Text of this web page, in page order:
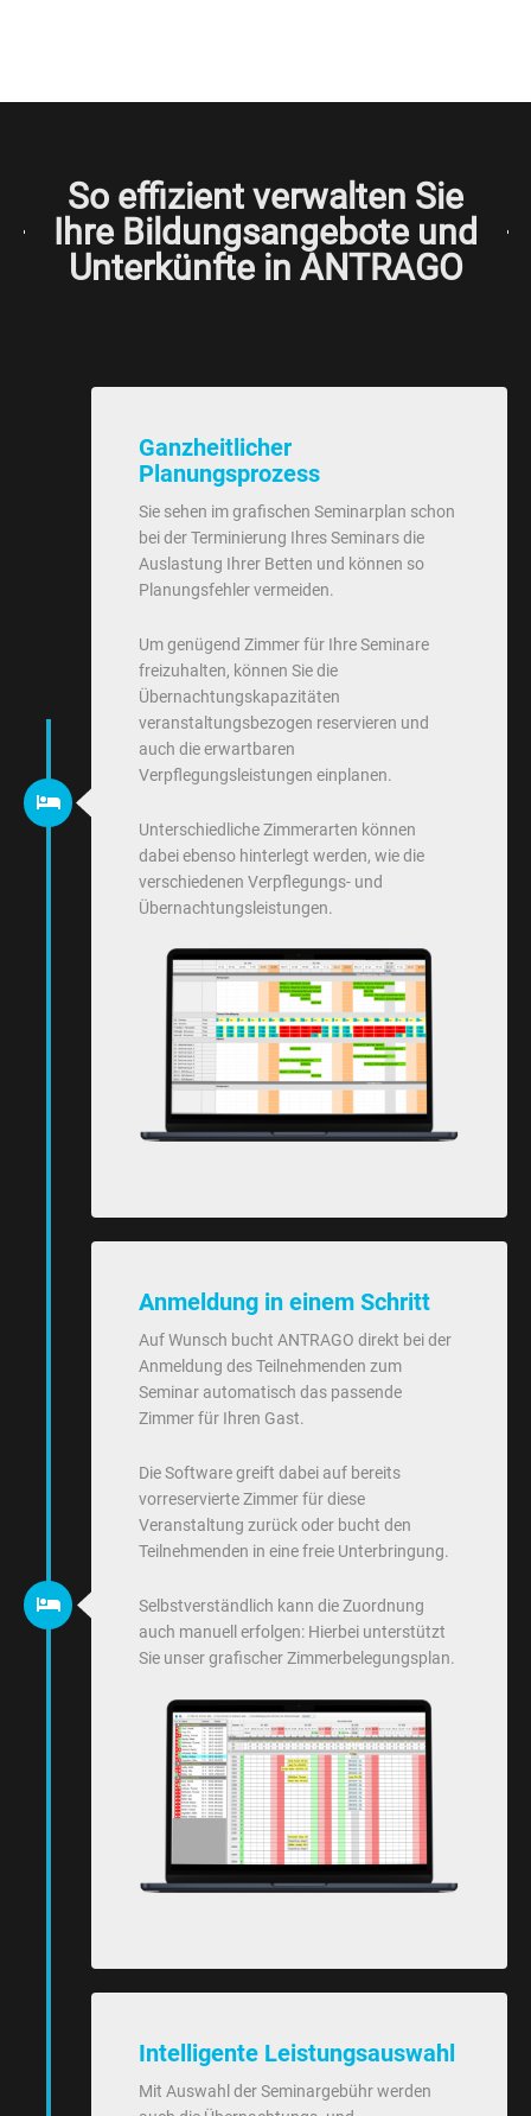
So effizient verwalten Sie
Ihre Bildungsangebote und
Unterkünfte in ANTRAGO
Ganzheitlicher
Planungsprozess
Sie sehen im grafischen Seminarplan schon
bei der Terminierung Ihres Seminars die
Auslastung Ihrer Betten und können so
Planungsfehler vermeiden.
Um genügend Zimmer für Ihre Seminare
freizuhalten, können Sie die
Übernachtungskapazitäten
veranstaltungsbezogen reservieren und
auch die erwartbaren
Verpflegungsleistungen einplanen.
Unterschiedliche Zimmerarten können
dabei ebenso hinterlegt werden, wie die
verschiedenen Verpflegungs- und
Übernachtungsleistungen.
Anmeldung in einem Schritt
Auf Wunsch bucht ANTRAGO direkt bei der
Anmeldung des Teilnehmenden zum
Seminar automatisch das passende
Zimmer für Ihren Gast.
Die Software greift dabei auf bereits
vorreservierte Zimmer für diese
Veranstaltung zurück oder bucht den
Teilnehmenden in eine freie Unterbringung.
Selbstverständlich kann die Zuordnung
auch manuell erfolgen: Hierbei unterstützt
Sie unser grafischer Zimmerbelegungsplan.
Intelligente Leistungsauswahl
Mit Auswahl der Seminargebühr werden